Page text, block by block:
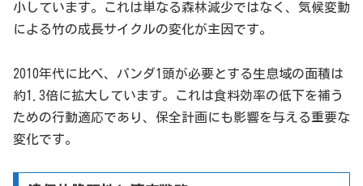
小しています。これは単なる森林減少ではなく、気候変動
による竹の成長サイクルの変化が主因です。
2010年代に比べ、パンダ1頭が必要とする生息域の面積は
約1.3倍に拡大しています。これは食料効率の低下を補う
ための行動適応であり、保全計画にも影響を与える重要な
変化です。